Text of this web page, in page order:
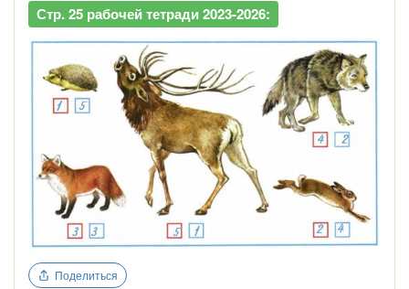
Стр. 25 рабочей тетради 2023-2026:
Поделиться